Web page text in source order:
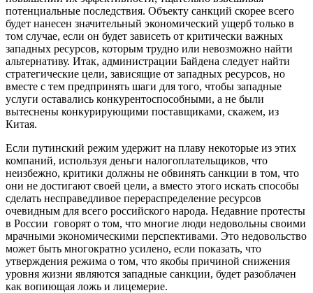
потенциальные последствия. Объекту санкций скорее всего
будет нанесен значительный экономический ущерб только в
том случае, если он будет зависеть от критически важных
западных ресурсов, которым трудно или невозможно найти
альтернативу. Итак, администрации Байдена следует найти
стратегические цели, зависящие от западных ресурсов, но
вместе с тем предпринять шаги для того, чтобы западные
услуги оставались конкурентоспособными, а не были
вытеснены конкурирующими поставщиками, скажем, из
Китая.
Если путинский режим удержит на плаву некоторые из этих
компаний, используя деньги налогоплательщиков, что
неизбежно, критики должны не обвинять санкции в том, что
они не достигают своей цели, а вместо этого искать способы
сделать несправедливое перераспределение ресурсов
очевидным для всего российского народа. Недавние протесты
в России говорят о том, что многие люди недовольны своими
мрачными экономическими перспективами. Это недовольство
может быть многократно усилено, если показать, что
утверждения режима о том, что якобы причиной снижения
уровня жизни являются западные санкции, будет разоблачен
как вопиющая ложь и лицемерие.